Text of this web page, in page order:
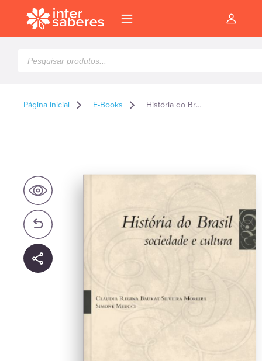
produtos
Página inicial E-Books História do Brasil: sociedade e cultura – E-book